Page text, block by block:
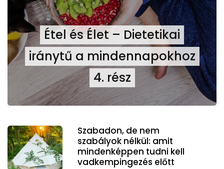
Étel és Élet – Dietetikai
iránytű a mindennapokhoz
4. rész
Szabadon, de nem
szabályok nélkül: amit
mindenképpen tudni kell
vadkempingezés előtt